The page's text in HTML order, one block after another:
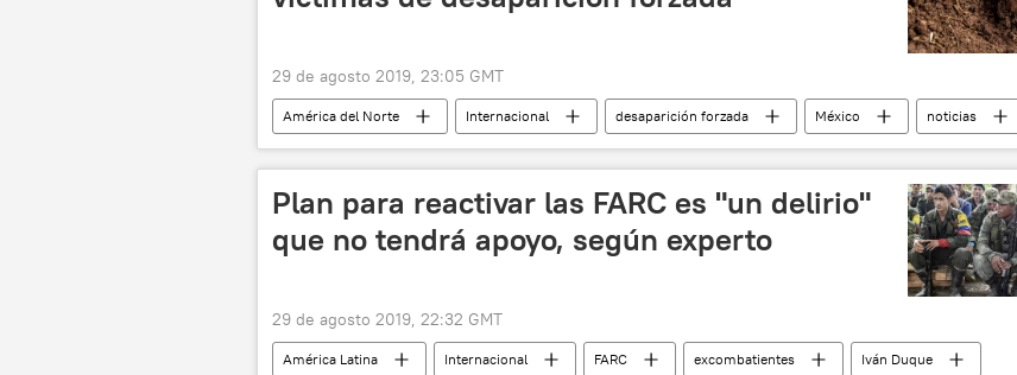
29 de agosto 2019, 23:05 GMT
América del Norte Internacional desaparición forzada México noticias
Plan para reactivar las FARC es "un delirio"
que no tendrá apoyo, según experto
29 de agosto 2019, 22:32 GMT
América Latina Internacional FARC excombatientes
Iván Duque